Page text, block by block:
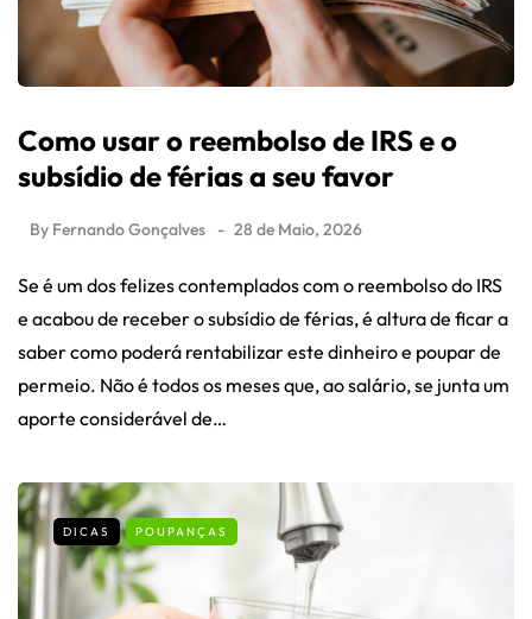
Como usar o reembolso de IRS e o
subsídio de férias a seu favor
By Fernando Gonçalves 28 de Maio, 2026
Se é um dos felizes contemplados com o reembolso do IRS
e acabou de receber o subsídio de férias, é altura de ficar a
saber como poderá rentabilizar este dinheiro e poupar de
permeio. Não é todos os meses que, ao salário, se junta um
aporte considerável de…
DICAS POUPANÇAS